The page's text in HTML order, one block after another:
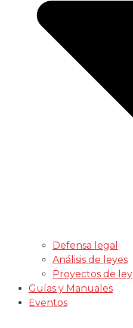
Defensa legal
Análisis de leyes
Proyectos de ley
Guías y Manuales
Eventos